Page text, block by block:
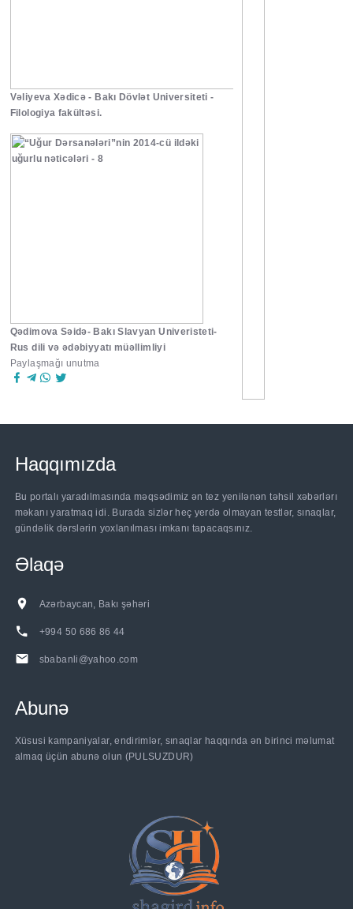
Vəliyeva Xədicə - Bakı Dövlət Universiteti -
Filologiya fakültəsi.
Qədimova Səidə- Bakı Slavyan Univeristeti-
Rus dili və ədəbiyyatı müəllimliyi
Paylaşmağı unutma
Haqqımızda
Bu portalı yaradılmasında məqsədimiz ən tez yenilənən təhsil xəbərlərı
məkanı yaratmaq idi. Burada sizlər heç yerdə olmayan testlər, sınaqlar,
gündəlik dərslərin yoxlanılması imkanı tapacaqsınız.
Əlaqə
Azərbaycan, Bakı şəhəri
+994 50 686 86 44
sbabanli@yahoo.com
Abunə
Xüsusi kampaniyalar, endirimlər, sınaqlar haqqında ən birinci məlumat
almaq üçün abunə olun (PULSUZDUR)